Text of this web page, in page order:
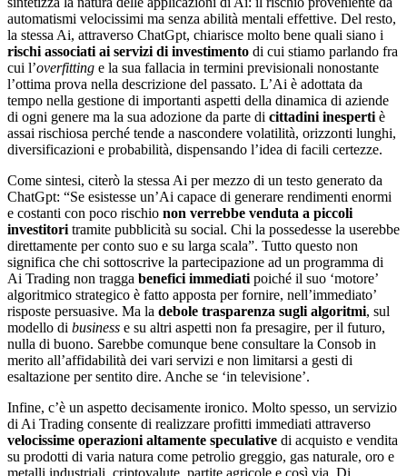
automatismi velocissimi ma senza abilità mentali effettive. Del resto,
la stessa Ai, attraverso ChatGpt, chiarisce molto bene quali siano i
rischi associati ai servizi di investimento di cui stiamo parlando fra
cui l’overfitting e la sua fallacia in termini previsionali nonostante
l’ottima prova nella descrizione del passato. L’Ai è adottata da
tempo nella gestione di importanti aspetti della dinamica di aziende
di ogni genere ma la sua adozione da parte di cittadini inesperti è
assai rischiosa perché tende a nascondere volatilità, orizzonti lunghi,
diversificazioni e probabilità, dispensando l’idea di facili certezze.
Come sintesi, citerò la stessa Ai per mezzo di un testo generato da
ChatGpt: “Se esistesse un’Ai capace di generare rendimenti enormi
e costanti con poco rischio non verrebbe venduta a piccoli
investitori tramite pubblicità su social. Chi la possedesse la userebbe
direttamente per conto suo e su larga scala”. Tutto questo non
significa che chi sottoscrive la partecipazione ad un programma di
Ai Trading non tragga benefici immediati poiché il suo ‘motore’
algoritmico strategico è fatto apposta per fornire, nell’immediato’
risposte persuasive. Ma la debole trasparenza sugli algoritmi, sul
modello di business e su altri aspetti non fa presagire, per il futuro,
nulla di buono. Sarebbe comunque bene consultare la Consob in
merito all’affidabilità dei vari servizi e non limitarsi a gesti di
esaltazione per sentito dire. Anche se ‘in televisione’.
Infine, c’è un aspetto decisamente ironico. Molto spesso, un servizio
di Ai Trading consente di realizzare profitti immediati attraverso
velocissime operazioni altamente speculative di acquisto e vendita
su prodotti di varia natura come petrolio greggio, gas naturale, oro e
metalli industriali, criptovalute, partite agricole e così via. Di